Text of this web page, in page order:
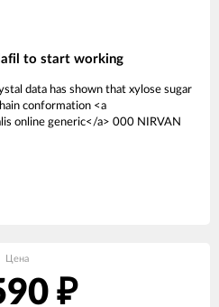
to start working
data has shown that xylose sugar
conformation <a
online generic</a> 000 NIRVAN
Цена
₽